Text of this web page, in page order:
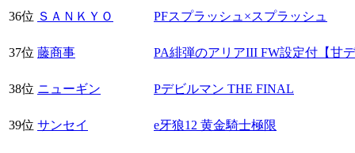
36位 ＳＡＮＫＹＯ PFスプラッシュ×スプラッシュ
37位 藤商事 PA緋弾のアリアIII FW設定付【甘
38位 ニューギン Pデビルマン THE FINAL
39位 サンセイ e牙狼12 黄金騎士極限